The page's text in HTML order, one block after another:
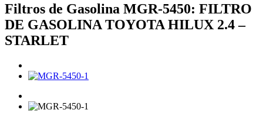
Filtros de Gasolina MGR-5450: FILTRO
DE GASOLINA TOYOTA HILUX 2.4 –
STARLET